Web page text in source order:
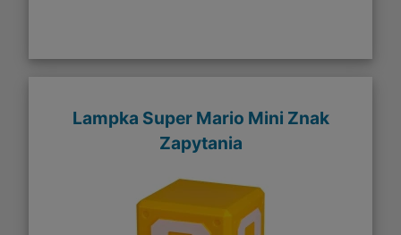
Lampka Super Mario Mini Znak
Zapytania